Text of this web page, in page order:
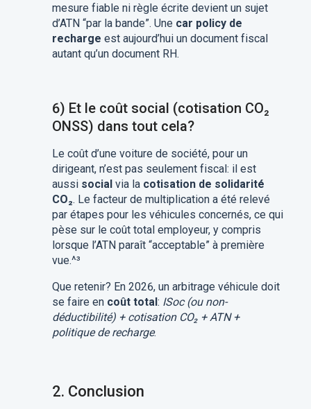
mesure fiable ni règle écrite devient un sujet
d’ATN “par la bande”. Une car policy de
recharge est aujourd’hui un document fiscal
autant qu’un document RH.
6) Et le coût social (cotisation CO₂
ONSS) dans tout cela?
Le coût d’une voiture de société, pour un
dirigeant, n’est pas seulement fiscal: il est
aussi socialvia la cotisation de solidarité
CO₂. Le facteur de multiplication a été relevé
par étapes pour les véhicules concernés, ce qui
pèse sur le coût total employeur, y compris
lorsque l’ATN paraît “acceptable” à première
vue.^³
Que retenir? En 2026, un arbitrage véhicule doit
se faire en coût total: ISoc (ou non-
déductibilité) + cotisation CO₂ + ATN +
politique de recharge.
2. Conclusion